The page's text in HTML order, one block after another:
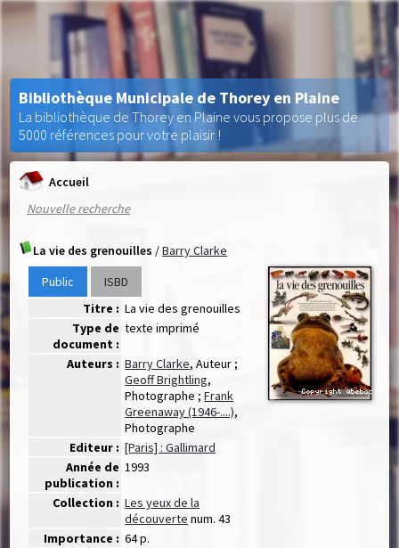
Accueil
Nouvelle recherche
La vie des grenouilles /Barry Clarke
Public
ISBD
Titre : La vie des grenouilles
Type de
document :
texte imprimé
Auteurs : Barry Clarke, Auteur ;
Geoff Brightling,
Photographe ;Frank
Greenaway (1946-....),
Photographe
Editeur : [Paris] : Gallimard
Année de
publication :
1993
Collection : Les yeux de la
découverte num. 43
Importance : 64 p.
Bibliothèque Municipale de Thorey en Plaine
La bibliothèque de Thorey en Plaine vous propose plus de
5000 références pour votre plaisir !